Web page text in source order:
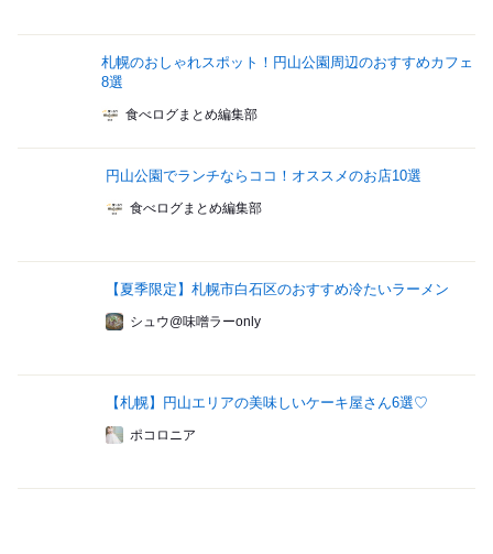
札幌のおしゃれスポット！円山公園周辺のおすすめカフェ
8選
食べログまとめ編集部
円山公園でランチならココ！オススメのお店10選
食べログまとめ編集部
【夏季限定】札幌市白石区のおすすめ冷たいラーメン
シュウ@味噌ラーonly
【札幌】円山エリアの美味しいケーキ屋さん6選♡
ポコロニア